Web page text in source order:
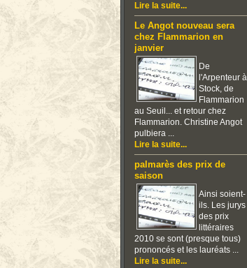
Lire la suite...
Le Angot nouveau sera
chez Flammarion en
janvier
De
l'Arpenteur à
Stock, de
Flammarion
au Seuil... et retour chez
Flammarion. Christine Angot
pulbiera ...
Lire la suite...
palmarès des prix de
saison
Ainsi soient-
ils. Les jurys
des prix
littéraires
2010 se sont (presque tous)
prononcés et les lauréats ...
Lire la suite...